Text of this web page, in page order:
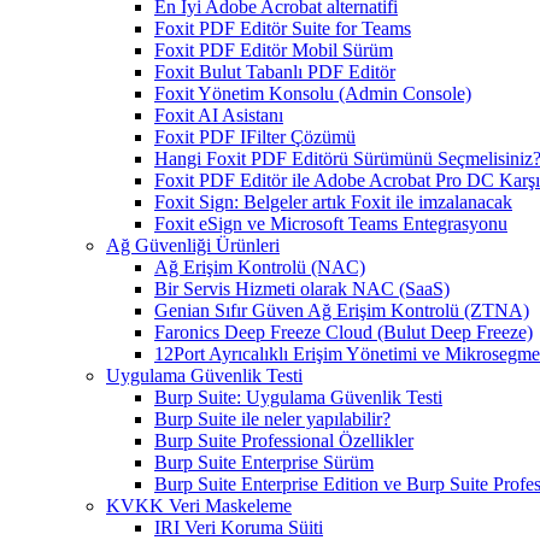
En İyi Adobe Acrobat alternatifi
Foxit PDF Editör Suite for Teams
Foxit PDF Editör Mobil Sürüm
Foxit Bulut Tabanlı PDF Editör
Foxit Yönetim Konsolu (Admin Console)
Foxit AI Asistanı
Foxit PDF IFilter Çözümü
Hangi Foxit PDF Editörü Sürümünü Seçmelisiniz?
Foxit PDF Editör ile Adobe Acrobat Pro DC
Foxit Sign: Belgeler artık Foxit ile imzalanacak
Foxit eSign ve Microsoft Teams Entegrasyonu
Ağ Güvenliği Ürünleri
Ağ Erişim Kontrolü (NAC)
Bir Servis Hizmeti olarak NAC (SaaS)
Genian Sıfır Güven Ağ Erişim Kontrolü (ZTNA)
Faronics Deep Freeze Cloud (Bulut Deep Freeze)
12Port Ayrıcalıklı Erişim Yönetimi ve
Uygulama Güvenlik Testi
Burp Suite: Uygulama Güvenlik Testi
Burp Suite ile neler yapılabilir?
Burp Suite Professional Özellikler
Burp Suite Enterprise Sürüm
Burp Suite Enterprise Edition ve Burp Suite
KVKK Veri Maskeleme
IRI Veri Koruma Süiti